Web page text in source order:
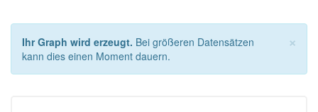
×
Ihr Graph wird erzeugt. Bei größeren Datensätzen
kann dies einen Moment dauern.